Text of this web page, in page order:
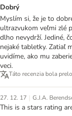
Dobrý
Myslím si, že je to
ultrazvukom veľmi zlé
dlho nevydrží. Jediné,
nejaké tabletky. Zatiaľ
uvidíme, ako mu
veci.
Táto recenzia bola
27. 12. 17 | G.J.A.
This is a stars rating